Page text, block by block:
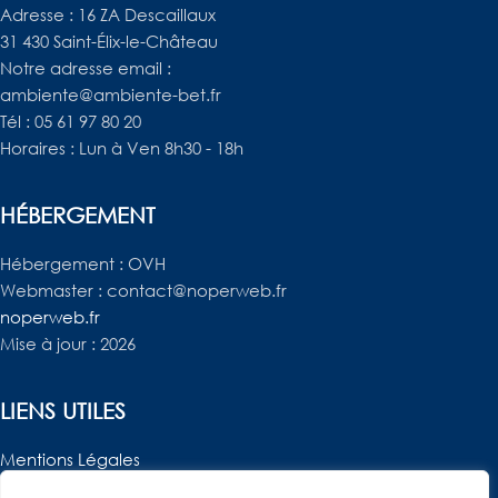
Adresse : 16 ZA Descaillaux
31 430 Saint-Élix-le-Château
Notre adresse email :
ambiente@ambiente-bet.fr
Tél : 05 61 97 80 20
Horaires : Lun à Ven 8h30 - 18h
HÉBERGEMENT
Hébergement : OVH
Webmaster : contact@noperweb.fr
noperweb.fr
Mise à jour : 2026
LIENS UTILES
Mentions Légales